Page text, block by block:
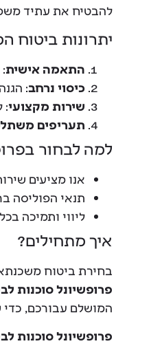
להבטיח את עתיד
יתרונות ביטוח
התאמה אישית
כיסוי נרחב:
שירות מקצועי:
תעריפים
למה לבחור
אנו מציעים
תנאי הפוליסה
ליווי ותמיכה
איך מתחילים?
בחירת ביטוח
פרופשיונל סוכנות
המושלם עבורכם,
פרופשיונל סוכנות